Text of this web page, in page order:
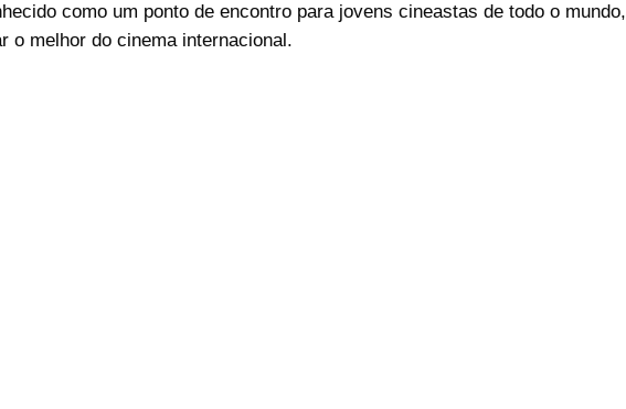
como um ponto de encontro para jovens cineastas de todo o mundo,
o melhor do cinema internacional.